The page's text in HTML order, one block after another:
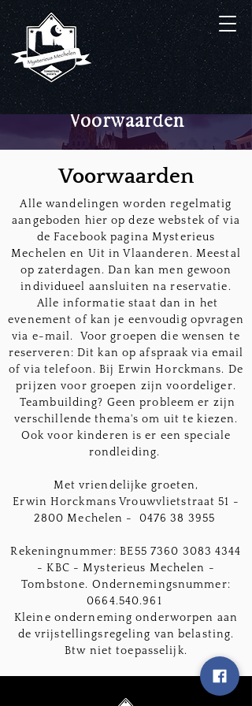
Voorwaarden
Voorwaarden
Alle wandelingen worden regelmatig
aangeboden hier op deze webstek of via
de Facebook pagina Mysterieus
Mechelen en Uit in Vlaanderen. Meestal
op zaterdagen. Dan kan men gewoon
individueel aansluiten na reservatie.
Alle informatie staat dan in het
evenement of kan je eenvoudig opvragen
via e-mail. Voor groepen die wensen te
reserveren: Dit kan op afspraak via email
of via telefoon. Bij Erwin Horckmans. De
prijzen voor groepen zijn voordeliger.
Teambuilding? Geen probleem er zijn
verschillende thema's om uit te kiezen.
Ook voor kinderen is er een speciale
rondleiding.
Met vriendelijke groeten,
Erwin Horckmans Vrouwvlietstraat 51 -
2800 Mechelen - 0476 38 3955
Rekeningnummer: BE55 7360 3083 4344
- KBC - Mysterieus Mechelen -
Tombstone. Ondernemingsnummer:
0664.540.961
Kleine onderneming onderworpen aan
de vrijstellingsregeling van belasting.
Btw niet toepasselijk.